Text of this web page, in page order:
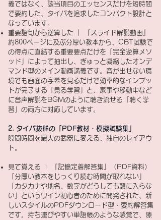
義ではなく、該当項目のエッセンスだけを短時間
で要約した、タイパを追求したコンパクト設計と
なっています。
重要語句から逆算した ｜ 『スライド解説動画』
約800ページに及ぶ分厚い教本から、CBT試験で
の得点に直結する重要要点だけを「完全逆算メソ
ッド」によって抽出し、ぎゅっと凝縮したオンデ
マンド型のメイン動画講義です。音が出せない環
境でも画面の字幕を見るだけで効率的なインプッ
トが完了する「見る学習」と、家事や移動中など
に音声解説をBGMのように聴き流せる「聴く学
習」の両方に対応しています。
2. タイパ抜群の「PDF教材・模擬試験集」
隙間時間を最大の武器に変える、独自のレイアウ
ト。
見て覚える ｜ 『記憶定着解答集』（PDF資料）
「分厚い教本をじっくり読む時間が取れない」
「カタカナや地名、数字がどうしても頭に入らな
い」というワイン初心者のために開発された、新
しいスタイルのPDFダウンロード型・要約解答集
です。持ち運びやすい単語帳のような感覚で、隙